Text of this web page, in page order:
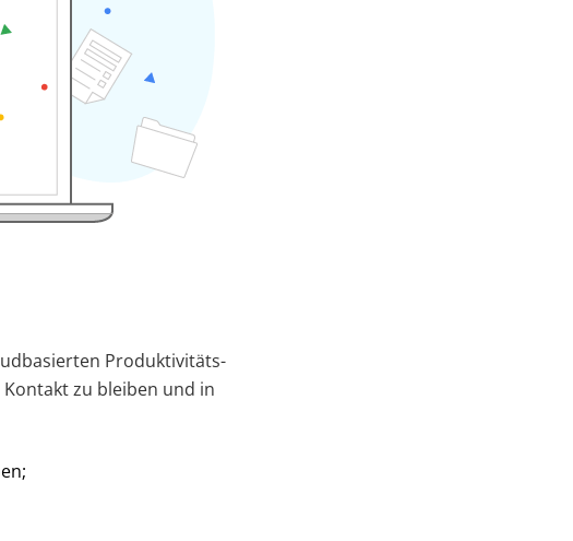
Produktivitäts-
zu bleiben und in